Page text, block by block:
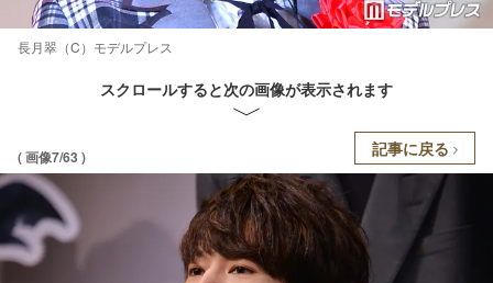
長月翠（C）モデルプレス
スクロールすると次の画像が表示されます
( 画像7/63 ) 記事に戻る